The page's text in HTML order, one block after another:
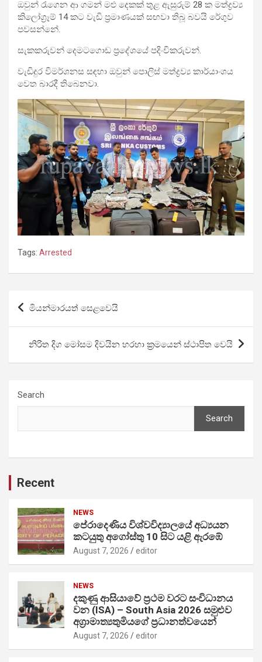
ඔවුන් රැගෙන ආ ගමන් මළු දෙකක් තුළ ඇසුරුම් 28 ක මත්ද්‍රව්‍ය
කිලෝග්‍රෑම් 14 කට වැඩි ප්‍රමාණයක් සඟවා තිබූ බවයි රේගුව
පවසන්නේ.
සැකකරුවන් දෙමටගොඩ ප්‍රදේශයේ පදිංචිකරුවන්.
වැඩිදුර විමර්ශනස සඳහා ඔවුන් පොලිස් මත්ද්‍රව්‍ය කාර්යාංශය
වෙත බාරදී තිබෙනවා.
Tags: Arrested
Post
මියන්මාරයත් සෙළවෙයි
නිරිත දිග මෝසම දිවයින හරහා ක්‍රමයෙන් ස්ථාපිත වෙයි
Search
Search
Recent
NEWS
පේරාදෙණිය විශ්වවිද්‍යාලයේ අධ්‍යයන
කටයුතු අගෝස්තු 10 සිට යළි ඇරඹේ
August 7, 2026 editor
NEWS
දකුණු ආසියාවේ ප්‍රථම වරට සංවිධානය
වන (ISA) – South Asia 2026 සමුළුව
අග්‍රාමාත්‍යතුමියගේ ප්‍රධානත්වයෙන්
August 7, 2026 editor